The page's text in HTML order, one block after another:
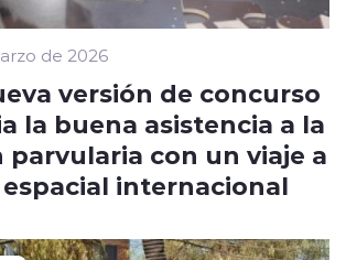
de 2026
versión de concurso
la buena asistencia a la
parvularia con un viaje a
internacional